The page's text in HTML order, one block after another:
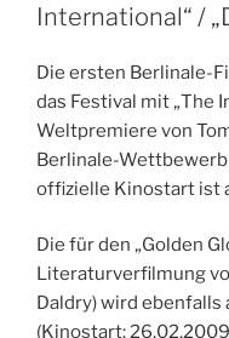
International“ /
Die ersten Berlinale-
das Festival mit „The
Weltpremiere von
Berlinale-
offizielle Kinostart ist
Die für den „Golden
Literaturverfilmung
Daldry) wird
(Kinostart: